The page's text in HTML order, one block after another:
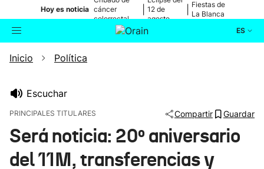
Hoy es noticia cáncer
colorrectal
12 de
agosto
Fiestas de
La Blanca
ES
Buscador
Ikusmiran
Inicio Política
Escuchar
PRINCIPALES TITULARES Compartir Guardar
Será noticia: 20º aniversario
del 11M, transferencias y